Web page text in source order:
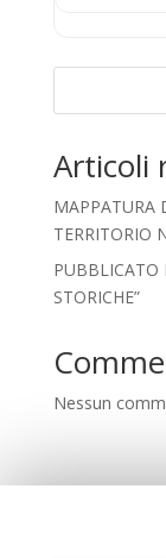
Articoli
MAPPATURA
TERRITORIO
PUBBLICATO
STORICHE”
Nessun